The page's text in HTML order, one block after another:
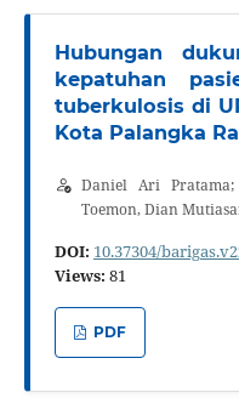
Hubungan
kepatuhan
tuberkulosis di
Kota Palangka
Daniel Ari
Toemon, Dian
DOI: 10.37304/
Views: 81
PDF